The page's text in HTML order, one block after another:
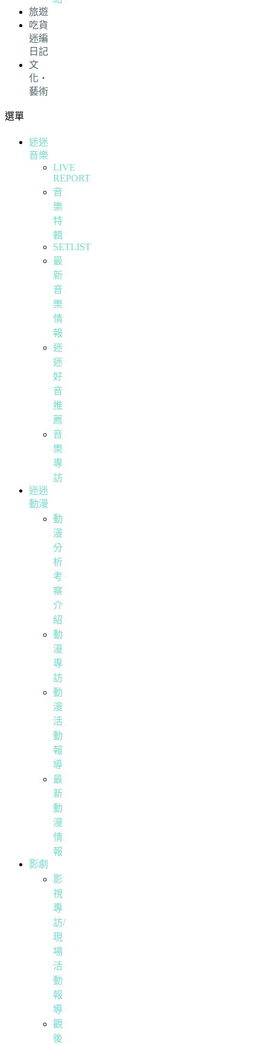
旅遊
吃貨
迷編
日記
文
化・
藝術
選單
迷迷
音樂
LIVE
REPORT
音
樂
特
輯
SETLIST
最
新
音
樂
情
報
迷
迷
好
音
推
薦
音
樂
專
訪
迷迷
動漫
動
漫
分
析
考
察
介
紹
動
漫
專
訪
動
漫
活
動
報
導
最
新
動
漫
情
報
影劇
影
視
專
訪/
現
場
活
動
報
導
觀
後